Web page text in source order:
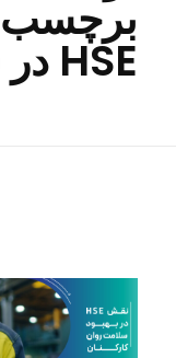
HSE در سلامت روان